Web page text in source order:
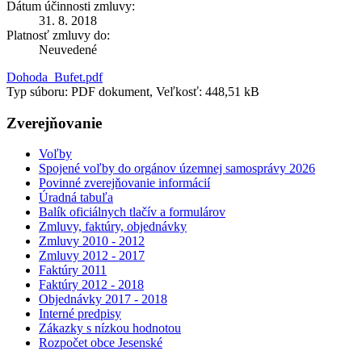
Dátum účinnosti zmluvy:
31. 8. 2018
Platnosť zmluvy do:
Neuvedené
Dohoda_Bufet.pdf
Typ súboru: PDF dokument, Veľkosť: 448,51 kB
Zverejňovanie
Voľby
Spojené voľby do orgánov územnej samosprávy 2026
Povinné zverejňovanie informácií
Úradná tabuľa
Balík oficiálnych tlačív a formulárov
Zmluvy, faktúry, objednávky
Zmluvy 2010 - 2012
Zmluvy 2012 - 2017
Faktúry 2011
Faktúry 2012 - 2018
Objednávky 2017 - 2018
Interné predpisy
Zákazky s nízkou hodnotou
Rozpočet obce Jesenské